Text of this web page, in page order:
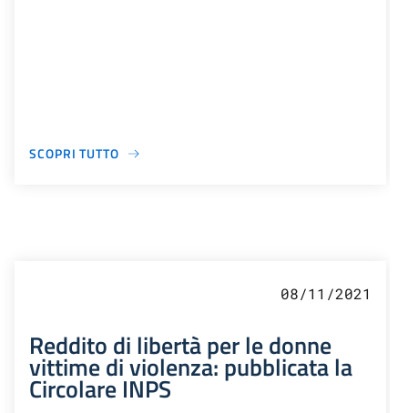
SCOPRI TUTTO
08/11/2021
Reddito di libertà per le donne
vittime di violenza: pubblicata la
Circolare INPS